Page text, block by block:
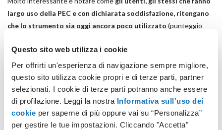
Questo sito web utilizza i cookie
Per offrirti un'esperienza di navigazione sempre migliore,
questo sito utilizza cookie propri e di terze parti, partner
selezionati. I cookie di terze parti potranno anche essere
di profilazione. Leggi la nostra Informativa sull’uso dei
cookie per saperne di più oppure vai su “Personalizza”
per gestire le tue impostazioni. Cliccando "Accetta"
largo uso della PEC e con dichiarata soddisfazione, ritengano
che lo strumento sia oggi ancora poco utilizzato (punteggio
un’aspettativa espliciti: che la PEC (alla luce dei vantaggi offerti e
della semplicità d’utilizzo) possa presto essere ancor più
mainstream, ancor più utilizzata dalle istituzioni e ancor più
determinante nelle attività quotidiane d’impresa. La risposta degli
utenti non è tuttavia una paura, quanto più una speranza: a rivelarlo
è la domanda successiva, dove gran parte degli intervistati ha
rivelato la propria fiducia nel fatto che la PEC sia qui per rimanere,